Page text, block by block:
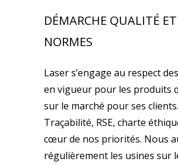
DÉMARCHE QUALITÉ ET
NORMES
Laser s’engage au respect
en vigueur pour les produits
sur le marché pour ses clients.
Traçabilité, RSE, charte
cœur de nos priorités. Nous
régulièrement les usines sur